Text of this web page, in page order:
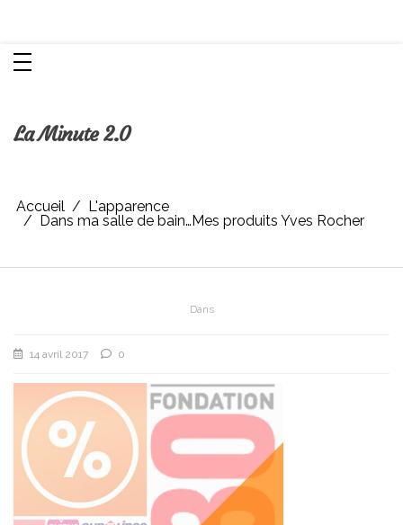
La Minute 2.0
Accueil
L'apparence
Dans ma salle de bain…Mes produits Yves Rocher
Dans
14 avril 2017 0